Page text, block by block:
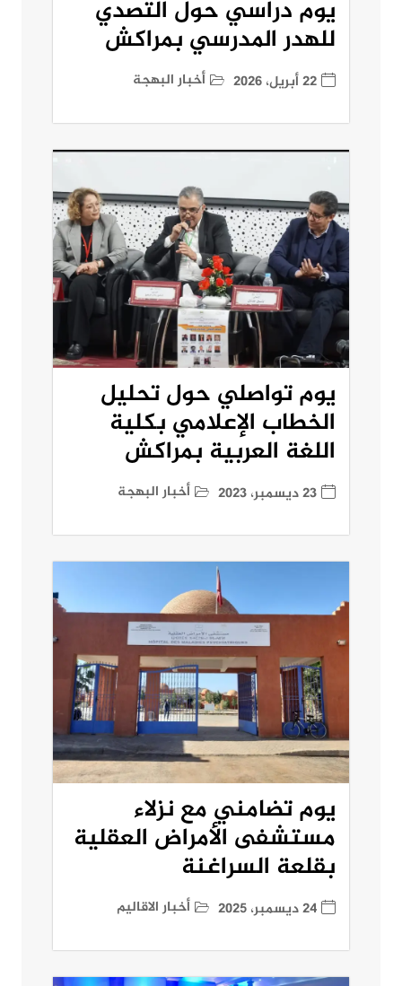
يوم دراسي حول التصدي
للهدر المدرسي بمراكش
22 أبريل، 2026 أخبار البهجة
يوم تواصلي حول تحليل
الخطاب الإعلامي بكلية
اللغة العربية بمراكش
23 ديسمبر، 2023 أخبار البهجة
يوم تضامني مع نزلاء
مستشفى الأمراض العقلية
بقلعة السراغنة
24 ديسمبر، 2025 أخبار الاقاليم